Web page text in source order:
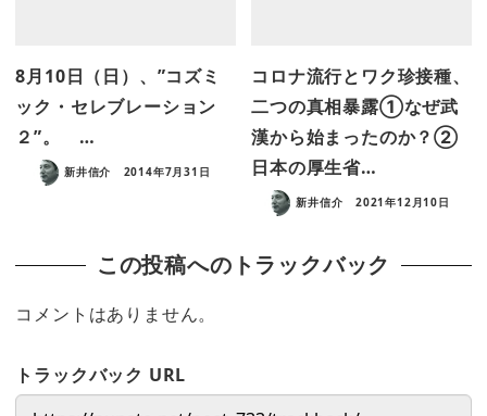
8月10日（日）、”コズミ
ック・セレブレーション
２”。 …
新井信介 2014年7月31日
コロナ流行とワク珍接種、
二つの真相暴露①なぜ武
漢から始まったのか？②
日本の厚生省…
新井信介 2021年12月10日
この投稿へのトラックバック
コメントはありません。
トラックバック URL